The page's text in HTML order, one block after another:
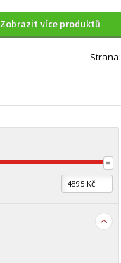
Zobrazit více produktů
Strana: